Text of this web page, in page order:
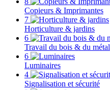
Copieurs & Imprimantes
7
Horticulture & jardins
6
Travail du bois & du métal
6
Luminaires
4
Signalisation et sécurité